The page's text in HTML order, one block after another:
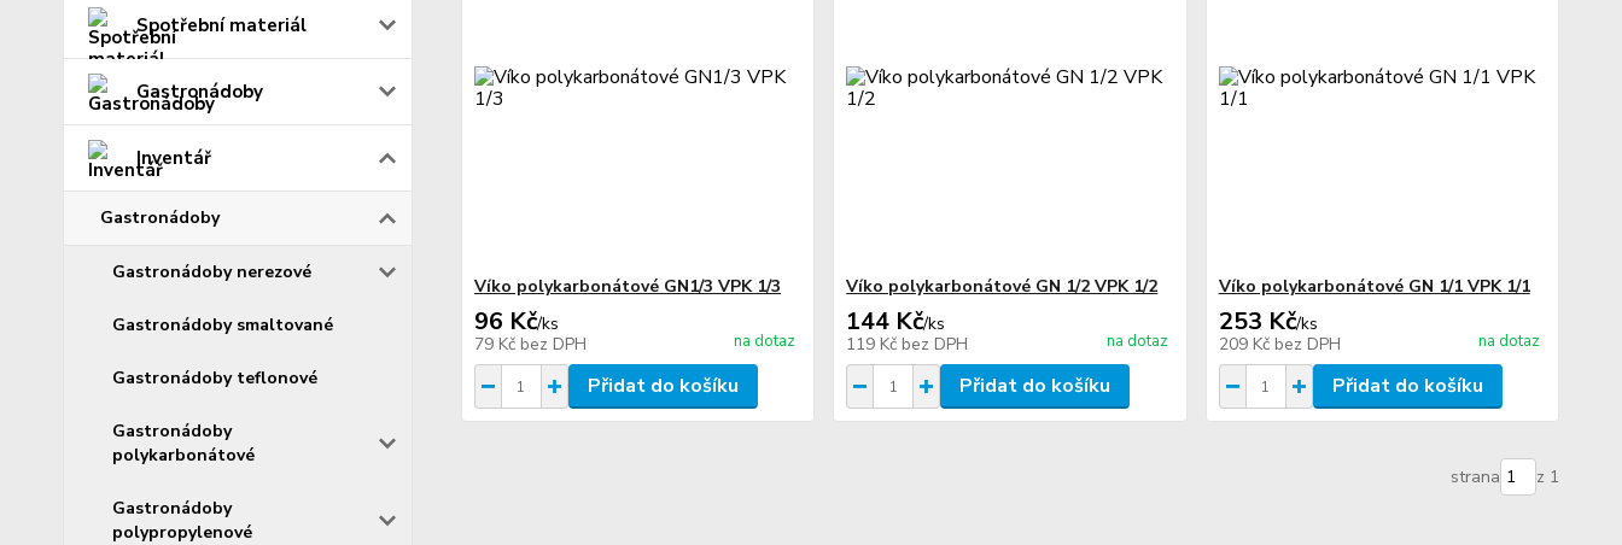
Spotřební materiál
Gastronádoby
Inventář
Gastronádoby
Gastronádoby nerezové
Gastronádoby smaltované
Gastronádoby teflonové
Gastronádoby
polykarbonátové
Gastronádoby
polypropylenové
Víko polykarbonátové GN1/3 VPK 1/3
96 Kč/ks
79 Kč bez DPH na dotaz
Přidat do košíku
Víko polykarbonátové GN 1/2 VPK 1/2
144 Kč/ks
119 Kč bez DPH na dotaz
Přidat do košíku
Víko polykarbonátové GN 1/1 VPK 1/1
253 Kč/ks
209 Kč bez DPH na dotaz
Přidat do košíku
strana z 1